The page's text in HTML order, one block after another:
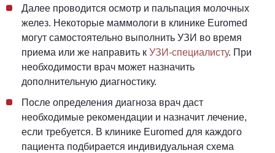
Далее проводится осмотр и пальпация молочных
желез. Некоторые маммологи в клинике Euromed
могут самостоятельно выполнить УЗИ во время
приема или же направить к УЗИ-специалисту. При
необходимости врач может назначить
дополнительную диагностику.
После определения диагноза врач даст
необходимые рекомендации и назначит лечение,
если требуется. В клинике Euromed для каждого
пациента подбирается индивидуальная схема